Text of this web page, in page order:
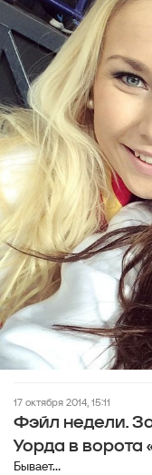
17 октября 2014, 15:11
Фэйл недели.
Уорда в
Бывает...